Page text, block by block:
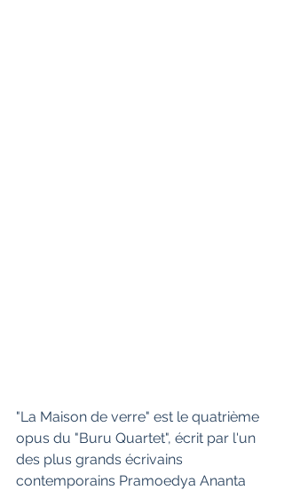
"La Maison de verre" est le quatrième
opus du "Buru Quartet", écrit par l'un
des plus grands écrivains
contemporains Pramoedya Ananta